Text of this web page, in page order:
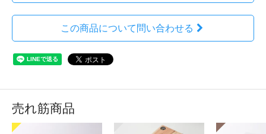
この商品について問い合わせる
売れ筋商品